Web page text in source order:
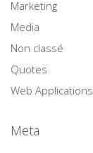
Marketing
Media
Non classé
Quotes
Web Applications
Meta